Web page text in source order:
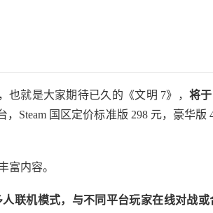
也就是大家期待已久的《文明 7》，将
，Steam 国区定价标准版 298 元，豪华版
富内容。
联机模式，与不同平台玩家在线对战或